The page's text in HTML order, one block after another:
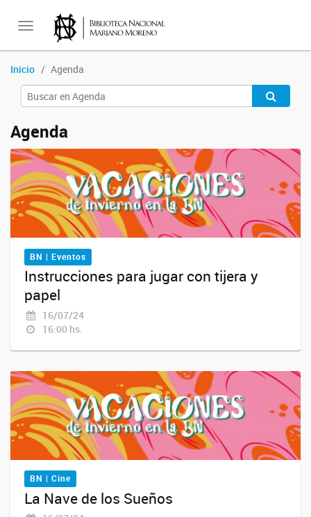
Toggle
navigation
Inicio Agenda
Agenda
BN | Eventos
Instrucciones para jugar con tijera y
papel
16/07/24
16:00 hs.
BN | Cine
La Nave de los Sueños